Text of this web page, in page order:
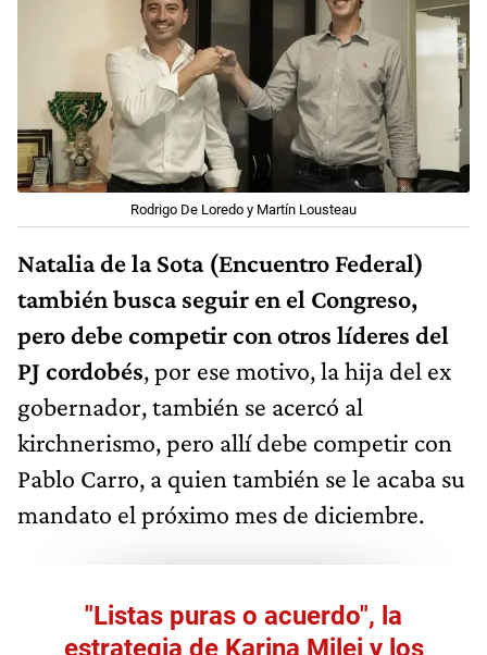
Rodrigo De Loredo y Martín Lousteau
Natalia de la Sota (Encuentro Federal)
también busca seguir en el Congreso,
pero debe competir con otros líderes del
PJ cordobés, por ese motivo, la hija del ex
gobernador, también se acercó al
kirchnerismo, pero allí debe competir con
Pablo Carro, a quien también se le acaba su
mandato el próximo mes de diciembre.
"Listas puras o acuerdo", la
estrategia de Karina Milei y los